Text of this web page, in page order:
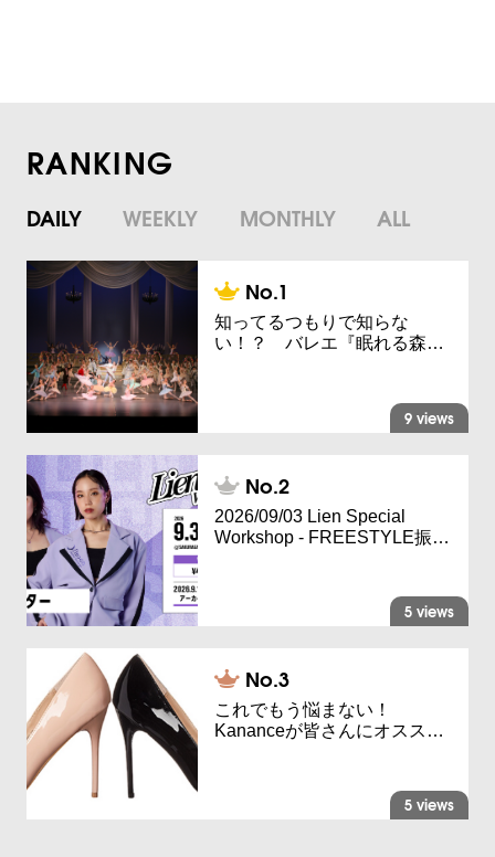
RANKING
DAILY WEEKLY MONTHLY ALL
知ってるつもりで知らな
い！？ バレエ『眠れる森…
9 views
2026/09/03 Lien Special
Workshop - FREESTYLE振…
5 views
これでもう悩まない！
Kananceが皆さんにオスス…
5 views